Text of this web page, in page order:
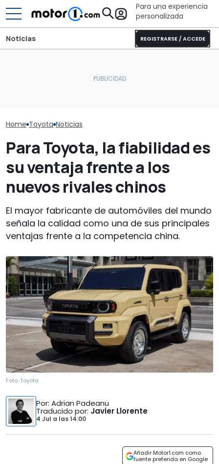
Para una experiencia
personalizada
REGISTRARSE / ACCEDE
Noticias
Home Toyota Noticias
Para Toyota, la fiabilidad es
su ventaja frente a los
nuevos rivales chinos
El mayor fabricante de automóviles del mundo
señala la calidad como una de sus principales
ventajas frente a la competencia china.
Foto: Toyota
Por: Adrian Padeanu
Traducido por: Javier Llorente
4 Jul a las14:00
Añadir Motor1.com como
fuente preferida en Google